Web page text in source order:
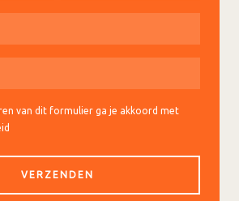
van dit formulier ga je akkoord met